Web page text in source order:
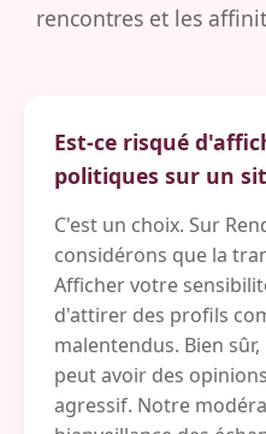
rencontres et les
Est-ce risqué
politiques sur un
C'est un choix. Sur
considérons que la
Afficher votre
d'attirer des profils
malentendus. Bien
peut avoir des
agressif. Notre